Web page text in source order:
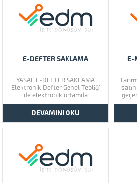
E-DEFTER SAKLAMA
YASAL E-DEFTER SAKLAMA
Elektronik Defter Genel Tebliğ’
de elektronik ortamda
oluşturulan E-Defterlerin her
firmanın kendi bilgi işlem
sistemlerinde saklanması
zorunludur. Alternatif olarak E-
da saklanabilir. Kendi imkanları
ile E-Defter saklayan
mükelleflerin; yetersiz güvenlik
duvarları, virüsler,...
DEVAMINI OKU
E-